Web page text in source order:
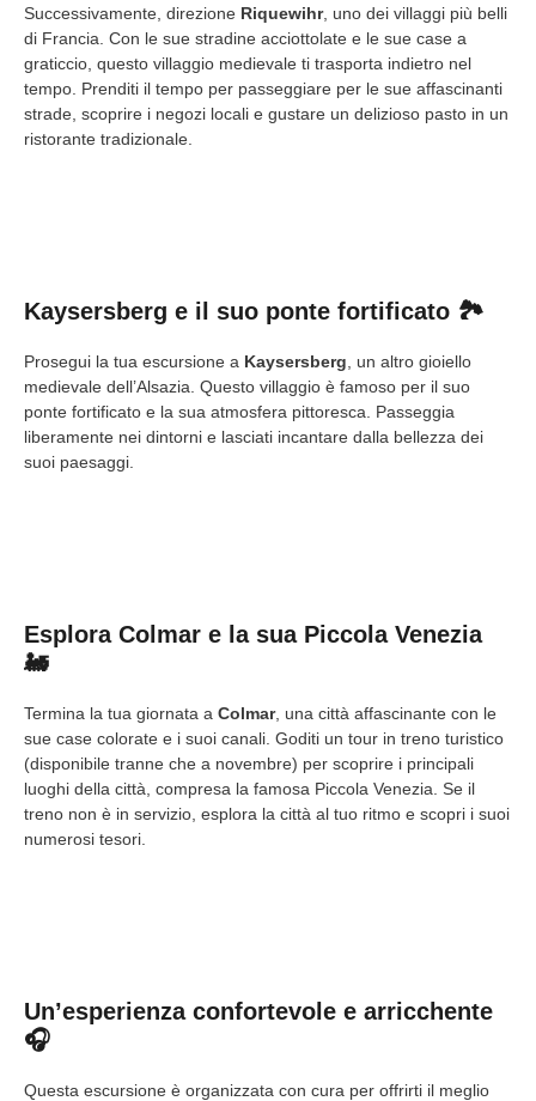
Successivamente, direzione Riquewihr, uno dei villaggi più belli
di Francia. Con le sue stradine acciottolate e le sue case a
graticcio, questo villaggio medievale ti trasporta indietro nel
tempo. Prenditi il tempo per passeggiare per le sue affascinanti
strade, scoprire i negozi locali e gustare un delizioso pasto in un
ristorante tradizionale.
Kaysersberg e il suo ponte fortificato 🏞️
Prosegui la tua escursione a Kaysersberg , un altro gioiello
medievale dell’Alsazia. Questo villaggio è famoso per il suo
ponte fortificato e la sua atmosfera pittoresca. Passeggia
liberamente nei dintorni e lasciati incantare dalla bellezza dei
suoi paesaggi.
Esplora Colmar e la sua Piccola Venezia
🚂
Termina la tua giornata a Colmar, una città affascinante con le
sue case colorate e i suoi canali. Goditi un tour in treno turistico
(disponibile tranne che a novembre) per scoprire i principali
luoghi della città, compresa la famosa Piccola Venezia. Se il
treno non è in servizio, esplora la città al tuo ritmo e scopri i suoi
numerosi tesori.
Un’esperienza confortevole e arricchente
🎧
Questa escursione è organizzata con cura per offrirti il meglio